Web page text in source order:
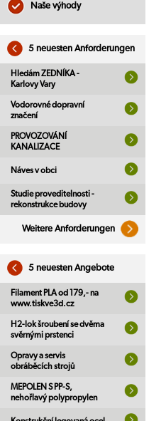
Naše výhody
5 neuesten Anforderungen
Hledám ZEDNÍKA -
Karlovy Vary
Vodorovné dopravní
značení
PROVOZOVÁNÍ
KANALIZACE
Náves v obci
Studie proveditelnosti -
rekonstrukce budovy
Weitere Anforderungen
5 neuesten Angebote
Filament PLA od 179,- na
www.tiskve3d.cz
H2-lok šroubení se dvěma
svěrnými prstenci
Opravy a servis
obráběcích strojů
MEPOLEN S PP-S,
nehořlavý polypropylen